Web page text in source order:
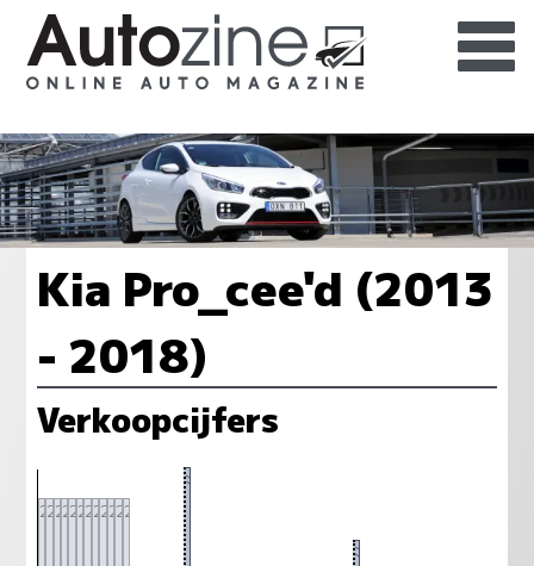
Kia Pro_cee'd (2013
- 2018)
Verkoopcijfers
25252525252525252525
2525
27
22